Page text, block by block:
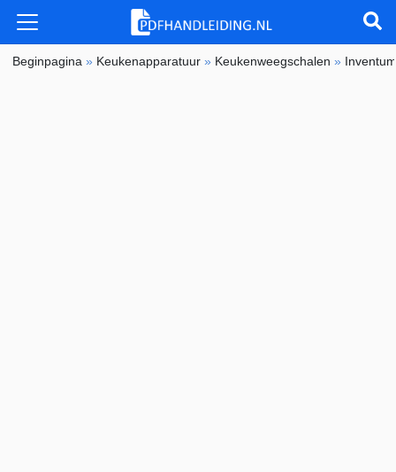
Beginpagina » Keukenapparatuur » Keukenweegschalen »